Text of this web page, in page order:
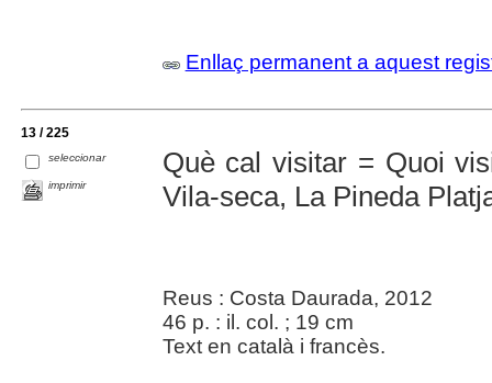
Enllaç permanent a aquest
13 / 225
seleccionar
imprimir
Què cal visitar = Quoi
Vila-seca, La Pineda
Reus : Costa Daurada, 2012
46 p. : il. col. ; 19 cm
Text en català i francès.